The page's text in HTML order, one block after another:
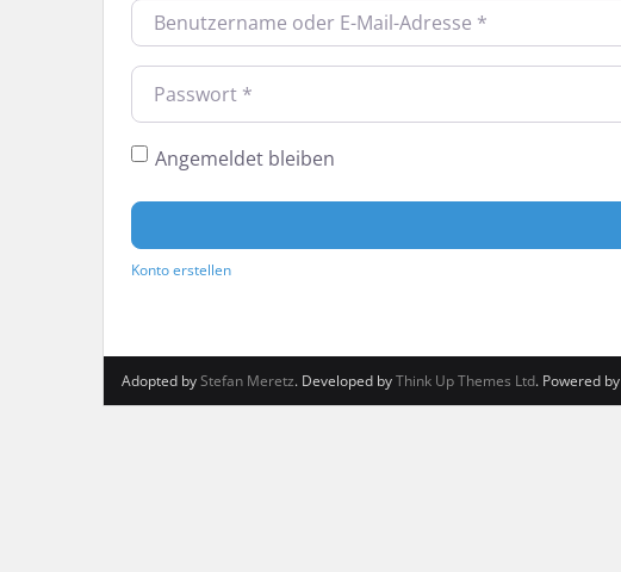
Benutzername oder E-Mail-Adresse*
Passwort
Angemeldet bleiben
Konto erstellen
Adopted byStefan Meretz. Developed byThink Up Themes Ltd. Powered by